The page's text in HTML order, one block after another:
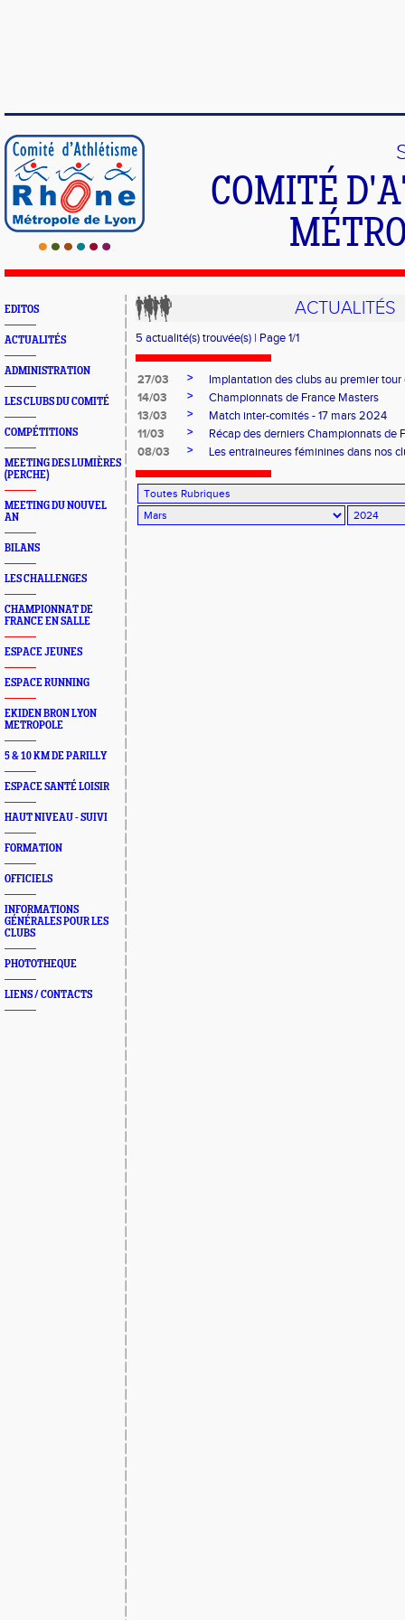
COMITÉ
EDITOS
ACTUALITÉS
ADMINISTRATION
LES CLUBS DU COMITÉ
COMPÉTITIONS
MEETING DES LUMIÈRES
(PERCHE)
MEETING DU NOUVEL
AN
BILANS
LES CHALLENGES
CHAMPIONNAT DE
FRANCE EN SALLE
ESPACE JEUNES
ESPACE RUNNING
EKIDEN BRON LYON
METROPOLE
5 & 10 KM DE PARILLY
ESPACE SANTÉ LOISIR
HAUT NIVEAU - SUIVI
FORMATION
OFFICIELS
INFORMATIONS
GÉNÉRALES POUR LES
CLUBS
PHOTOTHEQUE
LIENS / CONTACTS
ACTUALITÉS
5 actualité(s) trouvée(s) | Page 1/1
27/03 >
Implantation des clubs au premier tour
14/03
>
Championnats de France Masters
13/03
>
Match inter-comités - 17 mars 2024
11/03
>
Récap des derniers Championnats de
08/03
> Les entraineures féminines dans nos